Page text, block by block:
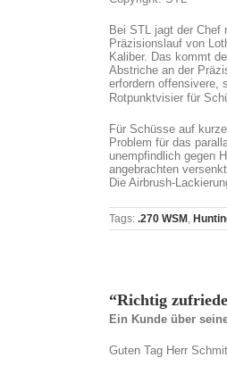
Bei STL jagt der Chef
Präzisionslauf von
Kaliber. Das kommt
Abstriche an der
erfordern offensivere,
Rotpunktvisier für
Für Schüsse auf
Problem für das
unempfindlich gegen
angebrachten
Die Airbrush-
Tags: .270 WSM ,
“Richtig
Ein Kunde über
Guten Tag Herr